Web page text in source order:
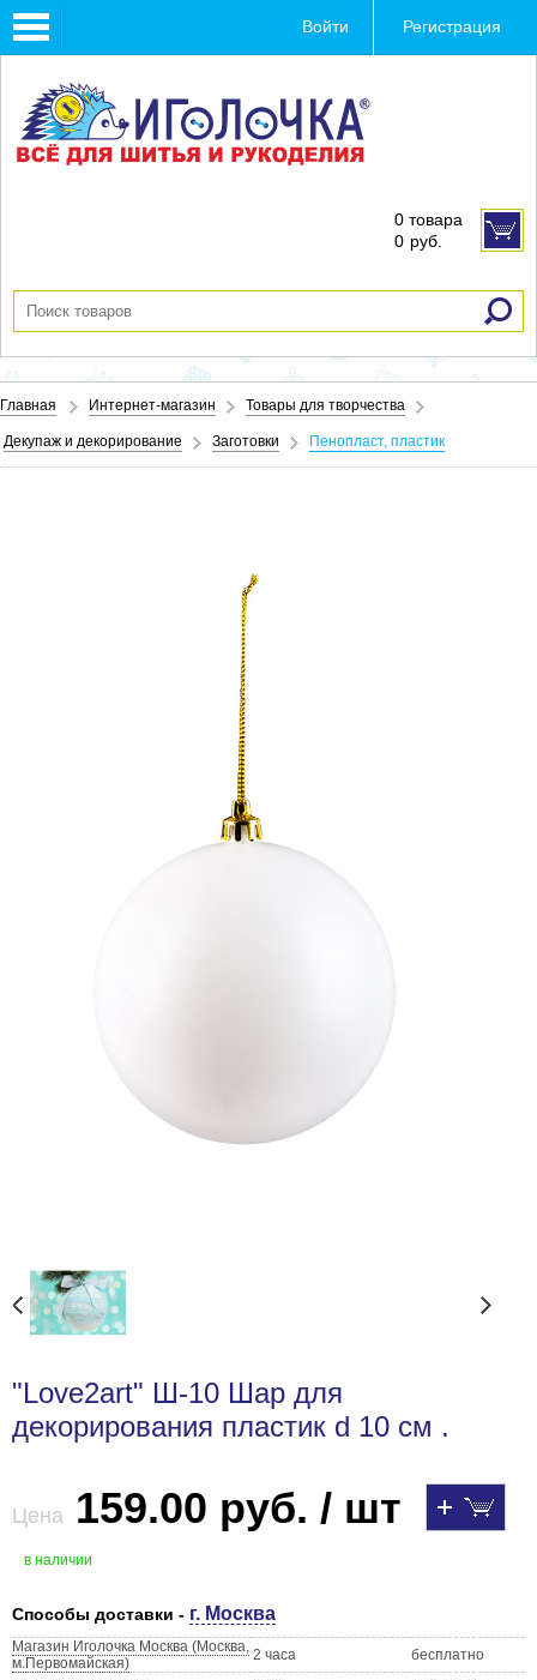
Toggle
navigation
Войти Регистрация
0 товара
0 руб.
Главная Интернет-магазин Товары для творчества
Декупаж и декорирование Заготовки Пенопласт, пластик
"Love2art" Ш-10 Шар для
декорирования пластик d 10 см .
Цена 159.00 руб. / шт
в наличии
Способы доставки - г. Москва
Магазин Иголочка Москва (Москва,
м.Первомайская)
2 часа бесплатно